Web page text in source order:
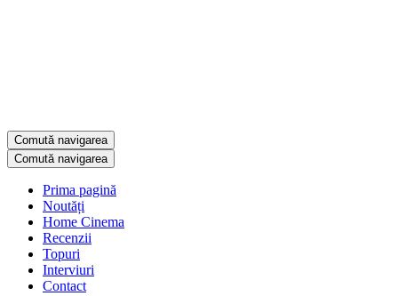
Comută navigarea
Comută navigarea
Prima pagină
Noutăți
Home Cinema
Recenzii
Topuri
Interviuri
Contact